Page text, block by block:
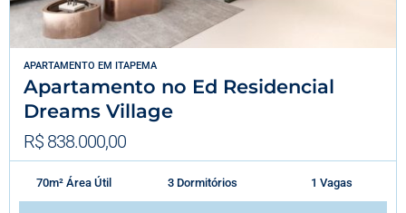
APARTAMENTO EM ITAPEMA
Apartamento no Ed Residencial
Dreams Village
R$ 838.000,00
70m² Área Útil 3 Dormitórios 1 Vagas